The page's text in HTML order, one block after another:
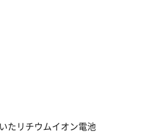
たリチウムイオン電池